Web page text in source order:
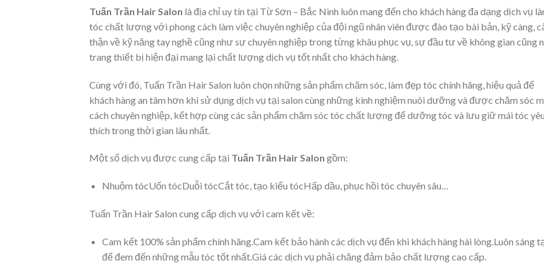
Tuấn Trần Hair Salon là địa chỉ uy tín tại Từ Sơn – Bắc Ninh luôn mang đến cho khách hàng đa dạng dịch vụ
tóc chất lượng với phong cách làm việc chuyên nghiệp của đội ngũ nhân viên được đào tạo bài bản, kỹ càng,
thận về kỹ năng tay nghề cũng như sự chuyên nghiệp trong từng khâu phục vụ, sự đầu tư về không gian cũng
trang thiết bị hiện đại mang lại chất lượng dịch vụ tốt nhất cho khách hàng.
Cùng với đó, Tuấn Trần Hair Salon luôn chọn những sản phẩm chăm sóc, làm đẹp tóc chính hãng, hiệu quả để
khách hàng an tâm hơn khi sử dụng dịch vụ tại salon cùng những kinh nghiệm nuôi dưỡng và được chăm sóc
cách chuyên nghiệp, kết hợp cùng các sản phẩm chăm sóc tóc chất lượng để dưỡng tóc và lưu giữ mái tóc yêu
thích trong thời gian lâu nhất.
Một số dịch vụ được cung cấp tại Tuấn Trần Hair Salon gồm:
Nhuộm tócUốn tócDuỗi tócCắt tóc, tạo kiểu tócHấp dầu, phục hồi tóc chuyên sâu…
Tuấn Trần Hair Salon cung cấp dịch vụ với cam kết về:
Cam kết 100% sản phẩm chính hãng.Cam kết bảo hành các dịch vụ đến khi khách hàng hài lòng.Luôn sáng
để đem đến những mẫu tóc tốt nhất.Giá các dịch vụ phải chăng đảm bảo chất lượng cao cấp.